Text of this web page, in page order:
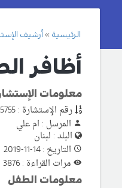
الرئيسية أرشيف
أظافر
معلومات
رقم الإستشارة : 5755
المرسل : ام علي
البلد : لبنان
التاريخ : 14-11-2019
مرات القراءة : 3876
معلومات الطفل